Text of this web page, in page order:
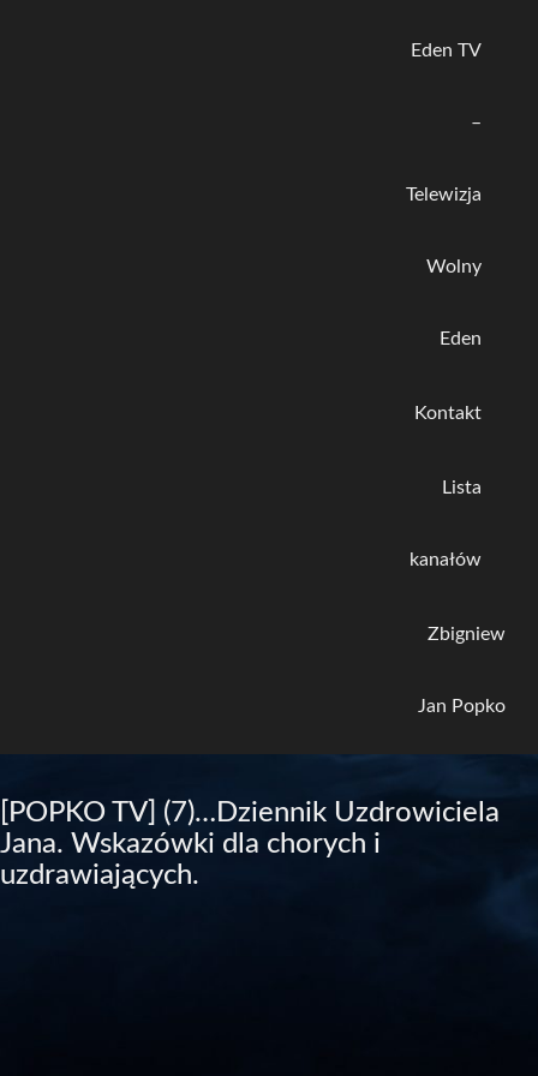
Eden TV
–
Telewizja
Wolny
Eden
Kontakt
Lista
kanałów
Zbigniew
Jan Popko
[POPKO TV] (7)…Dziennik Uzdrowiciela
Jana. Wskazówki dla chorych i
uzdrawiających.